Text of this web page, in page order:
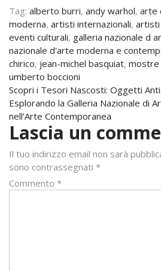
Tag: alberto burri, andy warhol, arte
moderna, artisti internazionali, artisti
eventi culturali, galleria nazionale d
nazionale d'arte moderna e
chirico, jean-michel basquiat, mostre
umberto boccioni
Navigazione
articoli
Scopri i Tesori Nascosti: Oggetti
Esplorando la Galleria Nazionale di
nell’Arte Contemporanea
Lascia un
Il tuo indirizzo email non sarà
sono contrassegnati *
Commento *